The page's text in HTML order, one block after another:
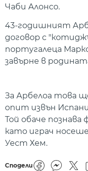
Чаби Алонсо.
43-годишният
договор с
португалеца
завърне в
За Арбелоа това
опит извън
Той обаче
като играч
Уест Хем.
Сподели